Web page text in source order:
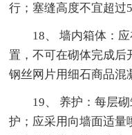
行；塞缝高度不宜超过
18、 墙内箱体：应
置，不可在砌体完成后
钢丝网片用细石商品混
19、 养护：每层砌
护；应采用向墙面适量